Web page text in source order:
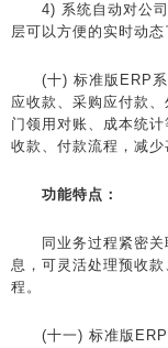
4) 系统自动对公司
层可以方便的实时动
(十) 标准版ERP系
应收款、采购应付款
门领用对账、成本统
收款、付款流程，减少
功能特点：
同业务过程紧密关
息，可灵活处理预收
程。
(十一) 标准版ERP